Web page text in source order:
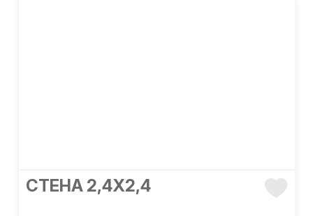
СТЕНА 2,4Х2,4